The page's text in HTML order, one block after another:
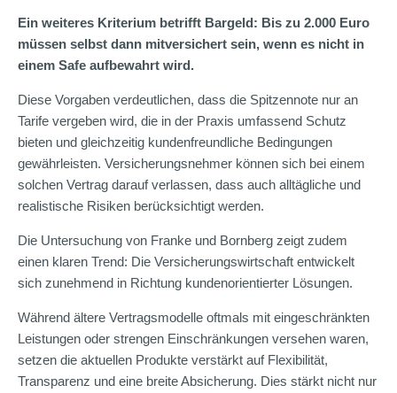
Ein weiteres Kriterium betrifft Bargeld: Bis zu 2.000 Euro
müssen selbst dann mitversichert sein, wenn es nicht in
einem Safe aufbewahrt wird.
Diese Vorgaben verdeutlichen, dass die Spitzennote nur an
Tarife vergeben wird, die in der Praxis umfassend Schutz
bieten und gleichzeitig kundenfreundliche Bedingungen
gewährleisten. Versicherungsnehmer können sich bei einem
solchen Vertrag darauf verlassen, dass auch alltägliche und
realistische Risiken berücksichtigt werden.
Die Untersuchung von Franke und Bornberg zeigt zudem
einen klaren Trend: Die Versicherungswirtschaft entwickelt
sich zunehmend in Richtung kundenorientierter Lösungen.
Während ältere Vertragsmodelle oftmals mit eingeschränkten
Leistungen oder strengen Einschränkungen versehen waren,
setzen die aktuellen Produkte verstärkt auf Flexibilität,
Transparenz und eine breite Absicherung. Dies stärkt nicht nur